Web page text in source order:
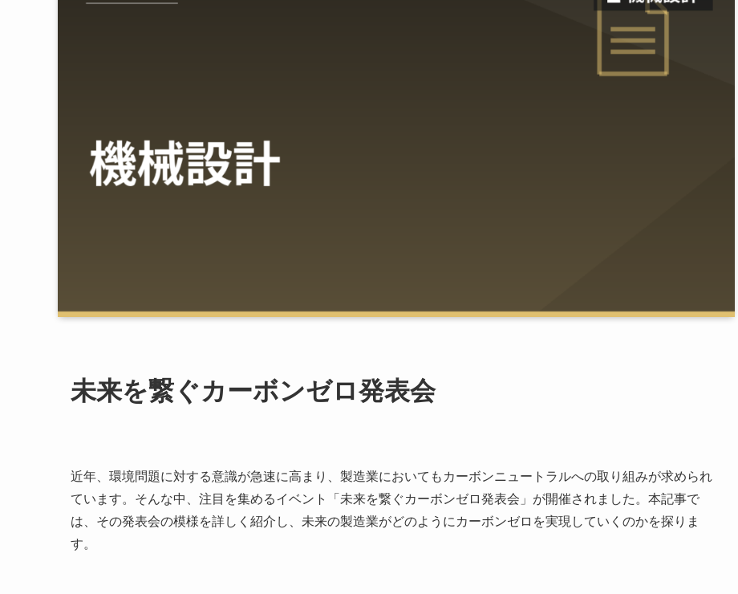
未来を繋ぐカーボンゼロ発表会
近年、環境問題に対する意識が急速に高まり、製造業においてもカーボンニュートラルへの取り組みが求められ
ています。そんな中、注目を集めるイベント「未来を繋ぐカーボンゼロ発表会」が開催されました。本記事で
は、その発表会の模様を詳しく紹介し、未来の製造業がどのようにカーボンゼロを実現していくのかを探りま
す。